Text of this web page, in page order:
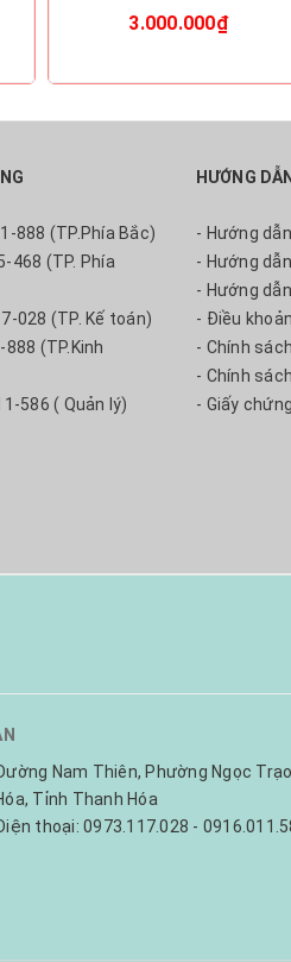
3.000.000₫
888 (TP.Phía Bắc)
468 (TP. Phía
028 (TP. Kế toán)
(TP.Kinh
586 ( Quản lý)
HƯỚNG
- Hướng
- Hướng
- Hướng
- Điều
- Chính
- Chính
- Giấy
Nam Thiên, Phường Ngọc
Tỉnh Thanh Hóa
thoại: 0973.117.028 -